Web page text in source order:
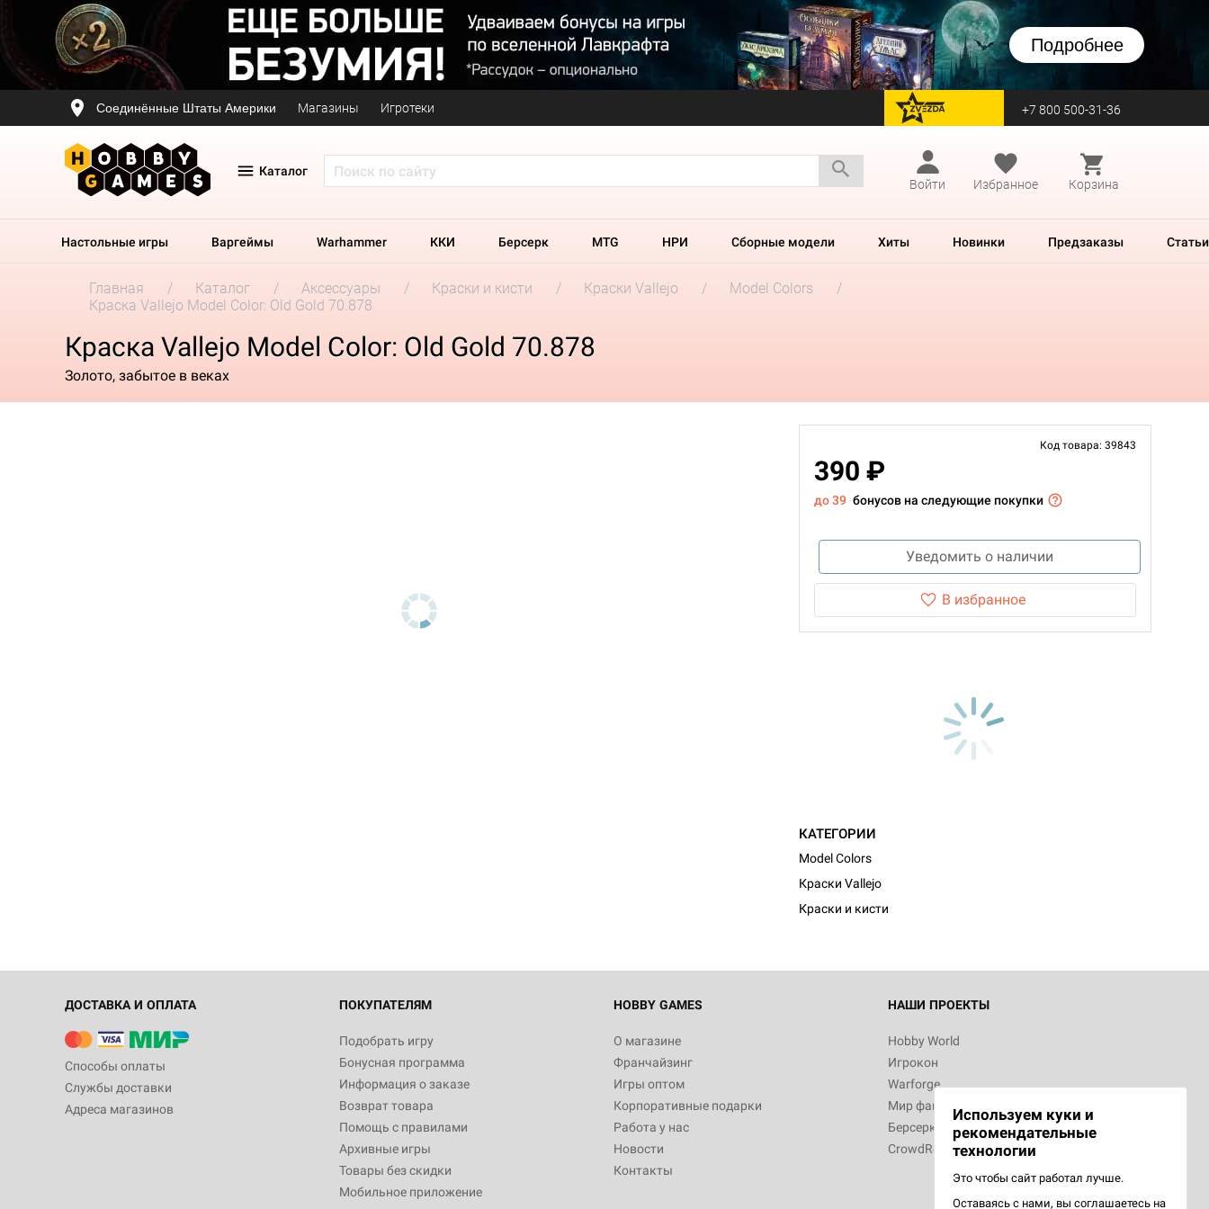
Подробнее
Соединённые Штаты Америки Магазины Игротеки перейти на Zvezda +7 800 500-31-36
Каталог
Войти
Избранное Корзина
Настольные игры Варгеймы Warhammer ККИ Берсерк MTG НРИ Сборные модели Хиты Новинки Предзаказы Статьи
Главная Каталог Аксессуары Краски и кисти Краски Vallejo
Model Colors
Краска Vallejo Model Color: Old Gold 70.878
Краска Vallejo Model Color: Old Gold 70.878
Золото, забытое в веках
Код товара: 39843
390 ₽
до 39 бонусов на следующие покупки
Уведомить о наличии
В избранное
КАТЕГОРИИ
Model Colors
Краски Vallejo
Краски и кисти
ДОСТАВКА И ОПЛАТА
Способы оплаты
Службы доставки
Адреса магазинов
ПОКУПАТЕЛЯМ
Подобрать игру
Бонусная программа
Информация о заказе
Возврат товара
Помощь с правилами
Архивные игры
Товары без скидки
Мобильное приложение
HOBBY GAMES
О магазине
Франчайзинг
Игры оптом
Корпоративные подарки
Работа у нас
Новости
Контакты
НАШИ ПРОЕКТЫ
Hobby World
Игрокон
Warforge
Мир фантастики
Берсерк
CrowdRepublic
Используем куки и
рекомендательные
технологии
Это чтобы сайт работал лучше.
Оставаясь с нами, вы соглашаетесь на